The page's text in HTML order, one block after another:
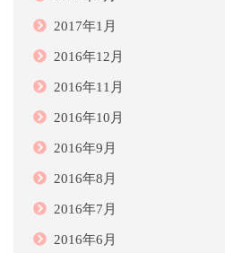
2017年1月
2016年12月
2016年11月
2016年10月
2016年9月
2016年8月
2016年7月
2016年6月